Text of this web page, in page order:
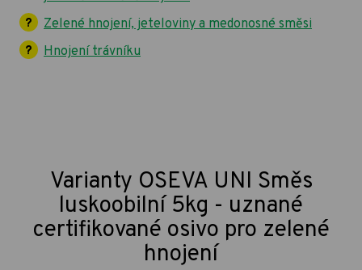
Zelené hnojení, jeteloviny a medonosné směsi
Hnojení trávníku
Varianty OSEVA UNI Směs
luskoobilní 5kg - uznané
certifikované osivo pro zelené
hnojení